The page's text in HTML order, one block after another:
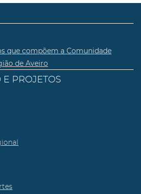
que compõem a Comunidade
de Aveiro
PROJETOS